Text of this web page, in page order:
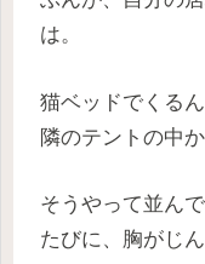
は。
猫ベッドでくる
隣のテントの中
そうやって並ん
たびに、胸がじ